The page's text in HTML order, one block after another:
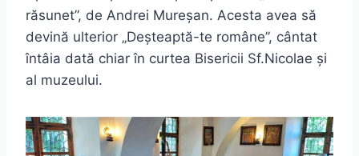
răsunet”, de Andrei Mureșan. Acesta avea să
devină ulterior „Deșteaptă-te române”, cântat
întâia dată chiar în curtea Bisericii Sf.Nicolae și
al muzeului.